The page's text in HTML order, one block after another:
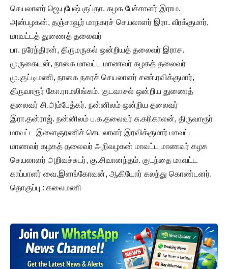
செயலாளர் ஜெ.புபேஷ் குப்தா. கழக பேச்சாளர் இராம.
அன்பழகன், தஞ்சாவூர் மாநகரச் செயலாளர் இரா. வீரக்குமார்,
மாவட்டத் துணைத் தலைவர்
பா. நரேந்திரன், திருமருகல் ஒன்றியத் தலைவர் இராச.
முருகையன், நாகை மாவட்ட மாணவர் கழகத் தலைவர்
மு.குட்டிமணி, நாகை நகரச் செயலாளர் சண்.ரவிக்குமார்,
திருவாரூர் கோ.ராமலிங்கம். குடவாசல் ஒன்றிய துணைத்
தலைவர் சி.அம்பேத்கர். நன்னிலம் ஒன்றிய தலைவர்
இரா.தன்ராஜ். நன்னிலம் ப.க.தலைவர் சு.கரிகாலன், திருவாரூர்
மாவட்ட இளைஞரணிச் செயலாளர் இரவிக்குமார் மாவட்ட
மாணவர் கழகத் தலைவர் அறிவழகன் மாவட்ட மாணவர் கழக
செயலாளர் அறிவுச்சுடர், கு.சிவானந்தம். குடந்தை மாவட்ட
காப்பாளர் வை.இளங்கோவன், ஆகியோர் கலந்து கொண்டனர்.
தொகுப்பு : கலைமணி